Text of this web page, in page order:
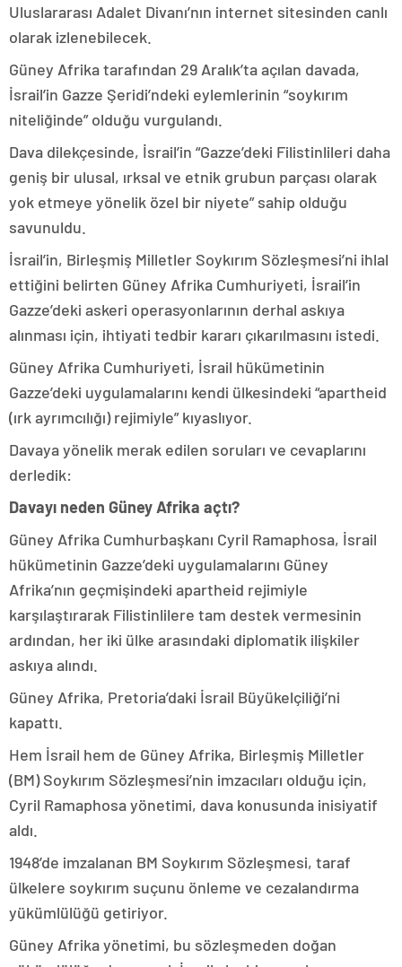
Uluslararası Adalet Divanı’nın internet sitesinden canlı
olarak izlenebilecek.
Güney Afrika tarafından 29 Aralık’ta açılan davada,
İsrail’in Gazze Şeridi’ndeki eylemlerinin “soykırım
niteliğinde” olduğu vurgulandı.
Dava dilekçesinde, İsrail’in “Gazze’deki Filistinlileri daha
geniş bir ulusal, ırksal ve etnik grubun parçası olarak
yok etmeye yönelik özel bir niyete” sahip olduğu
savunuldu.
İsrail’in, Birleşmiş Milletler Soykırım Sözleşmesi’ni ihlal
ettiğini belirten Güney Afrika Cumhuriyeti, İsrail’in
Gazze’deki askeri operasyonlarının derhal askıya
alınması için, ihtiyati tedbir kararı çıkarılmasını istedi.
Güney Afrika Cumhuriyeti, İsrail hükümetinin
Gazze’deki uygulamalarını kendi ülkesindeki “apartheid
(ırk ayrımcılığı) rejimiyle” kıyaslıyor.
Davaya yönelik merak edilen soruları ve cevaplarını
derledik:
Davayı neden Güney Afrika açtı?
Güney Afrika Cumhurbaşkanı Cyril Ramaphosa, İsrail
hükümetinin Gazze’deki uygulamalarını Güney
Afrika’nın geçmişindeki apartheid rejimiyle
karşılaştırarak Filistinlilere tam destek vermesinin
ardından, her iki ülke arasındaki diplomatik ilişkiler
askıya alındı.
Güney Afrika, Pretoria’daki İsrail Büyükelçiliği’ni
kapattı.
Hem İsrail hem de Güney Afrika, Birleşmiş Milletler
(BM) Soykırım Sözleşmesi’nin imzacıları olduğu için,
Cyril Ramaphosa yönetimi, dava konusunda inisiyatif
aldı.
1948’de imzalanan BM Soykırım Sözleşmesi, taraf
ülkelere soykırım suçunu önleme ve cezalandırma
yükümlülüğü getiriyor.
Güney Afrika yönetimi, bu sözleşmeden doğan